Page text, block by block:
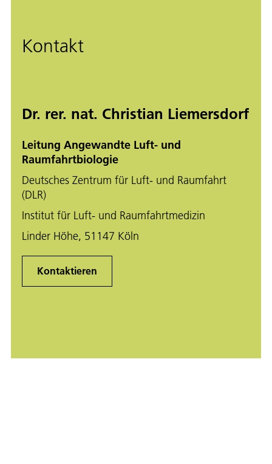
Kontakt
Dr. rer. nat. Christian Liemersdorf
Leitung Angewandte Luft- und
Raumfahrtbiologie
Deutsches Zentrum für Luft- und Raumfahrt
(DLR)
Institut für Luft- und Raumfahrtmedizin
Linder Höhe, 51147 Köln
Kontaktieren